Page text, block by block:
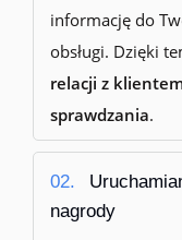
informację do
obsługi. Dzięki
relacji z
sprawdzania.
02.
nagrody